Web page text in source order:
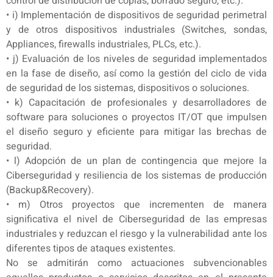
• i) Implementación de dispositivos de seguridad perimetral
y de otros dispositivos industriales (Switches, sondas,
Appliances, firewalls industriales, PLCs, etc.).
• j) Evaluación de los niveles de seguridad implementados
en la fase de diseño, así como la gestión del ciclo de vida
de seguridad de los sistemas, dispositivos o soluciones.
• k) Capacitación de profesionales y desarrolladores de
software para soluciones o proyectos IT/OT que impulsen
el diseño seguro y eficiente para mitigar las brechas de
seguridad.
• l) Adopción de un plan de contingencia que mejore la
Ciberseguridad y resiliencia de los sistemas de producción
(Backup&Recovery).
• m) Otros proyectos que incrementen de manera
significativa el nivel de Ciberseguridad de las empresas
industriales y reduzcan el riesgo y la vulnerabilidad ante los
diferentes tipos de ataques existentes.
No se admitirán como actuaciones subvencionables